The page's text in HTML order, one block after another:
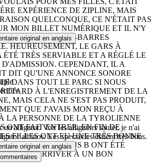
EXPÉRIENCE DE ZIPLINE, MAIS
QUELCONQUE, CE N'ÉTAIT PAS
MON BILLET NUMÉRIQUE ET IL N'Y
PLUS LE CODE-BARRES
HEUREUSEMENT, LE GARS À
ÉTÉ TRÈS SERVIABLE ET A RÉGLÉ LE
CEPENDANT, IL A
DIT QU'UNE ANNONCE SONORE
DANS TOUT LE PARC SI NOUS
À L'ENREGISTREMENT DE LA
MAIS CELA NE S'EST PAS PRODUIT,
QUE J'AVAIS MON REÇU À
LA PERSONNE DE LA TYROLIENNE
ONT FAIT ENTRER. EN FIN DE
FILLES ONT EU UNE TRÈS BONNE
QUELQUES PLANS B ONT ÉTÉ
POUR ARRIVER À UN BON
original en anglais
un alligator. Voir les alligators sauter, je n'ai
albinos. Les spectacles étaient très bons.
original en anglais